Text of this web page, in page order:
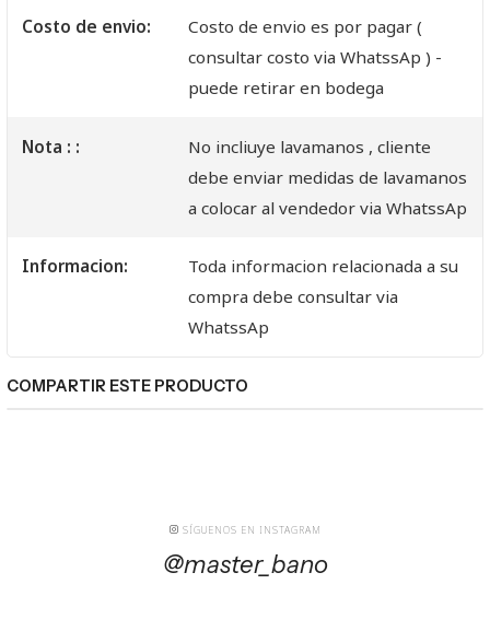
Costo de envio:
Costo de envio es por pagar (
consultar costo via WhatssAp ) -
puede retirar en bodega
Nota : :
No incliuye lavamanos , cliente
debe enviar medidas de lavamanos
a colocar al vendedor via WhatssAp
Informacion:
Toda informacion relacionada a su
compra debe consultar via
WhatssAp
COMPARTIR ESTE PRODUCTO
SÍGUENOS EN INSTAGRAM
@master_bano